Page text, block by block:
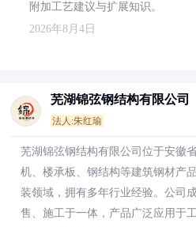
附加工艺建议与扩展知识。
2026年8月4日
芜湖锦弦钢结构有限公司
法人:朱红瑜
芜湖锦弦钢结构有限公司位于安徽
机、楼承板、钢结构等建筑钢材产
装领域，拥有多年行业经验。公司
售、施工于一体，产品广泛应用于